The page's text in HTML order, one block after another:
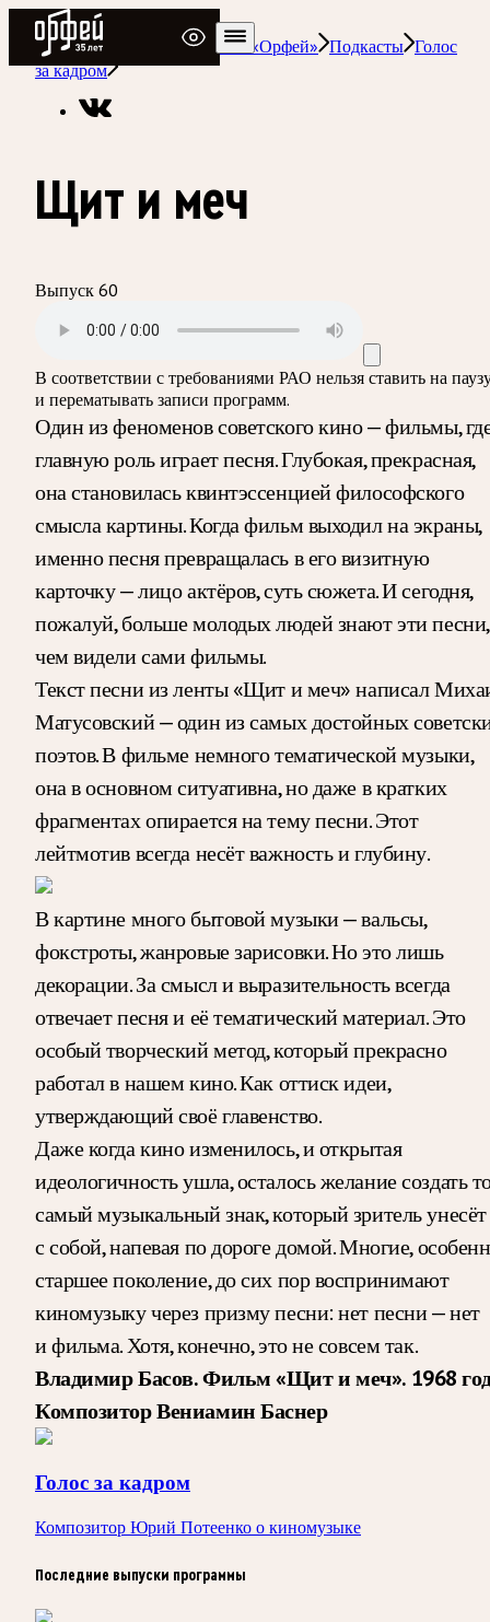
Радио Орфей
Радио классической музыки «Орфей» Подкасты Голос
за кадром
Щит и меч
Выпуск 60
В соответствии с требованиями РАО нельзя ставить на
и перематывать записи программ.
Один из феноменов советского кино — фильмы,
главную роль играет песня. Глубокая, прекрасная,
она становилась квинтэссенцией философского
смысла картины. Когда фильм выходил на экраны,
именно песня превращалась в его визитную
карточку — лицо актёров, суть сюжета. И сегодня,
пожалуй, больше молодых людей знают эти песни,
чем видели сами фильмы.
Текст песни из ленты «Щит и меч» написал
Матусовский — один из самых достойных
поэтов. В фильме немного тематической музыки,
она в основном ситуативна, но даже в кратких
фрагментах опирается на тему песни. Этот
лейтмотив всегда несёт важность и глубину.
В картине много бытовой музыки — вальсы,
фокстроты, жанровые зарисовки. Но это лишь
декорации. За смысл и выразительность всегда
отвечает песня и её тематический материал. Это
особый творческий метод, который прекрасно
работал в нашем кино. Как оттиск идеи,
утверждающий своё главенство.
Даже когда кино изменилось, и открытая
идеологичность ушла, осталось желание создать
самый музыкальный знак, который зритель унесёт
с собой, напевая по дороге домой. Многие,
старшее поколение, до сих пор воспринимают
киномузыку через призму песни: нет песни — нет
и фильма. Хотя, конечно, это не совсем так.
Владимир Басов. Фильм «Щит и меч». 1968
Композитор Вениамин Баснер
Голос за кадром
Композитор Юрий Потеенко о киномузыке
Последние выпуски программы